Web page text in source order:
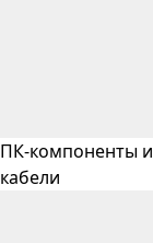
ПК-компоненты и
кабели